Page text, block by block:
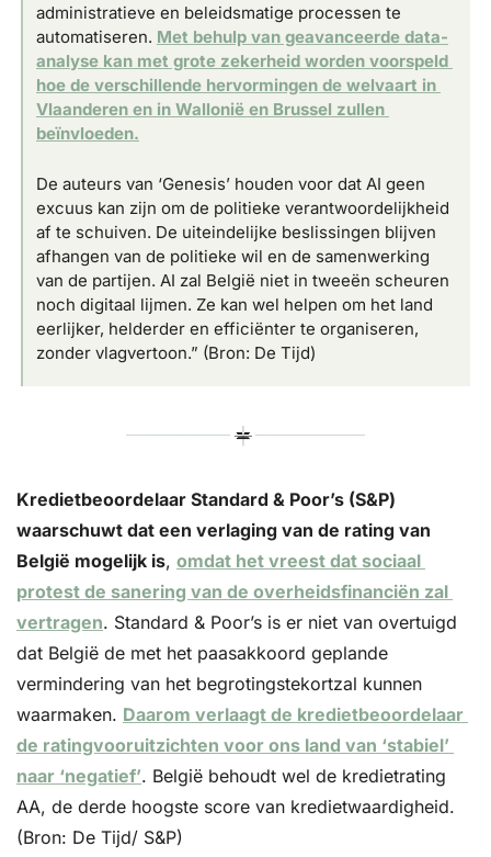
administratieve en beleidsmatige processen te
automatiseren. Met behulp van geavanceerde data-
analyse kan met grote zekerheid worden voorspeld
hoe de verschillende hervormingen de welvaart in
Vlaanderen en in Wallonië en Brussel zullen
beïnvloeden.
De auteurs van ‘Genesis’ houden voor dat AI geen
excuus kan zijn om de politieke verantwoordelijkheid
af te schuiven. De uiteindelijke beslissingen blijven
afhangen van de politieke wil en de samenwerking
van de partijen. AI zal België niet in tweeën scheuren
noch digitaal lijmen. Ze kan wel helpen om het land
eerlijker, helderder en efficiënter te organiseren,
zonder vlagvertoon.” (Bron: De Tijd)
Kredietbeoordelaar Standard & Poor’s (S&P)
waarschuwt dat een verlaging van de rating van
België mogelijk is, omdat het vreest dat sociaal
protest de sanering van de overheidsfinanciën zal
vertragen. Standard & Poor’s is er niet van overtuigd
dat België de met het paasakkoord geplande
vermindering van het begrotingstekortzal kunnen
waarmaken. Daarom verlaagt de kredietbeoordelaar
de ratingvooruitzichten voor ons land van ‘stabiel’
naar ‘negatief’. België behoudt wel de kredietrating
AA, de derde hoogste score van kredietwaardigheid.
(Bron: De Tijd/ S&P)